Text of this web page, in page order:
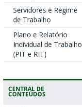
Servidores e Regime
de Trabalho
Plano e Relatório
Individual de Trabalho
(PIT e RIT)
CENTRAL DE
CONTEÚDOS